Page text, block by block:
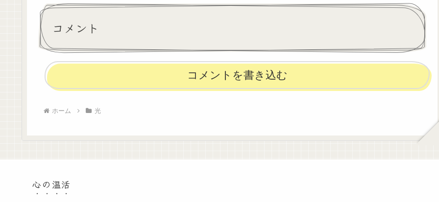
コメント
コメントを書き込む
ホーム 光
心の温活